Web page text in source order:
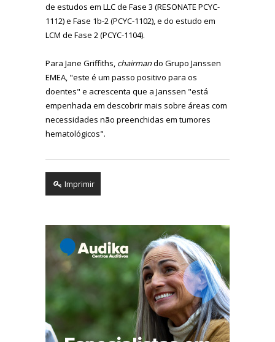
de estudos em LLC de Fase 3 (RESONATE PCYC-
1112) e Fase 1b-2 (PCYC-1102), e do estudo em
LCM de Fase 2 (PCYC-1104).
Para Jane Griffiths, chairmando Grupo Janssen
EMEA, "este é um passo positivo para os
doentes" e acrescenta que a Janssen "está
empenhada em descobrir mais sobre áreas com
necessidades não preenchidas em tumores
hematológicos".
Imprimir